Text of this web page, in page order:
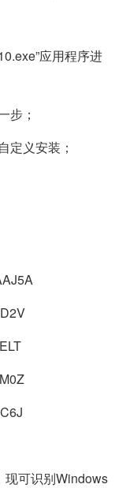
应用程序进
步；
义安装；
可识别Windows